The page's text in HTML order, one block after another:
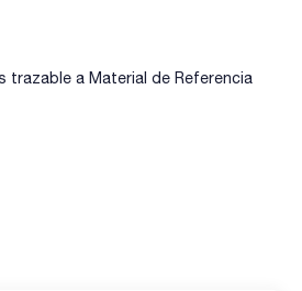
trazable a Material de Referencia